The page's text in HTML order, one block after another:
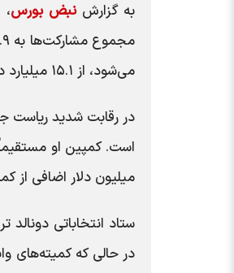
به گزارشنبض بورس
می‌شود، از ۱۵.۱ میلیارد دلار آمریکا در سال ۲۰۲۰ و بیش از دو برابر ۶.۵ میلیارد دلار در سال ۲۰۱۶ فراتر خواهد رفت.
در رقابت شدید ریاست
میلیون دلار اضافی از